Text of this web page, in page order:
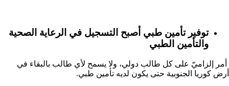
توفير تأمين طبي أصبح التسجيل في الرعاية الصحية
والتأمين الطبي
أمر إلزاميّ على كل طالب دولي، ولا يسمح لأي طالب بالبقاء في
أرض كوريا الجنوبية حتى يكون لديه تأمين طبي.